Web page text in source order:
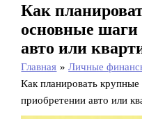
Как
основные шаги
авто или
Главная
Личные
Как планировать
приобретении авто или